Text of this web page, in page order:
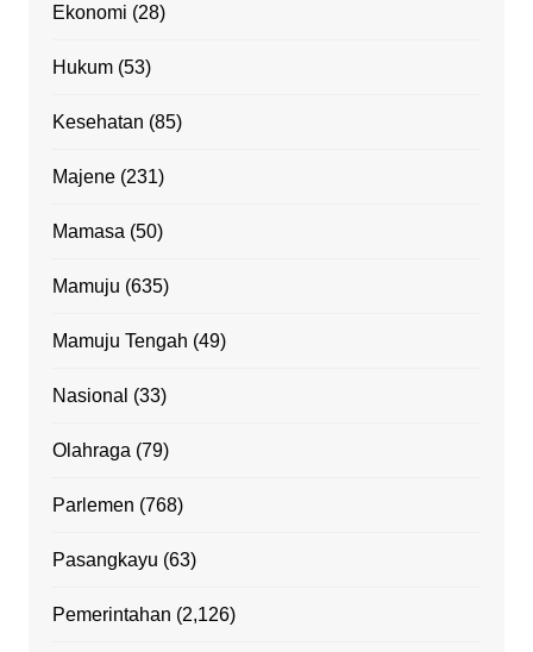
Ekonomi (28)
Hukum(53)
Kesehatan (85)
Majene(231)
Mamasa (50)
Mamuju (635)
Mamuju Tengah (49)
Nasional (33)
Olahraga (79)
Parlemen (768)
Pasangkayu (63)
Pemerintahan (2,126)